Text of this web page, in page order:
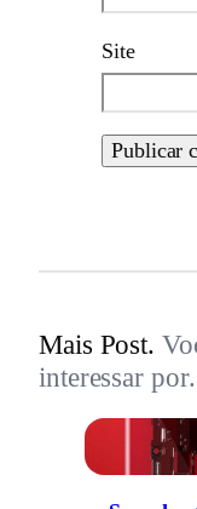
Site
Mais Post.
interessar por.